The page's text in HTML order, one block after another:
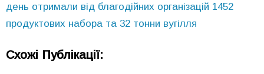
день отримали від благодійних організацій 1452
продуктових набора та 32 тонни вугілля
Схожі Публікації: